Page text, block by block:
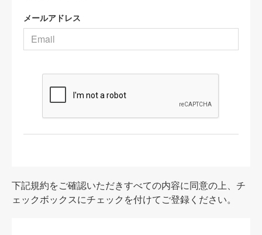
メールアドレス
下記規約をご確認いただきすべての内容に同意の上、チ
ェックボックスにチェックを付けてご登録ください。